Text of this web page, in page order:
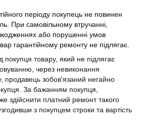
періоду покупець не повинен
При самовільному втручанні,
або порушенні умов
гарантійному ремонту не підлягає.
покупця товару, який не підлягає
через невиконання
продавець зобов'язаний негайно
За бажанням покупця,
здійснити платний ремонт такого
з покупцем строки та вартість